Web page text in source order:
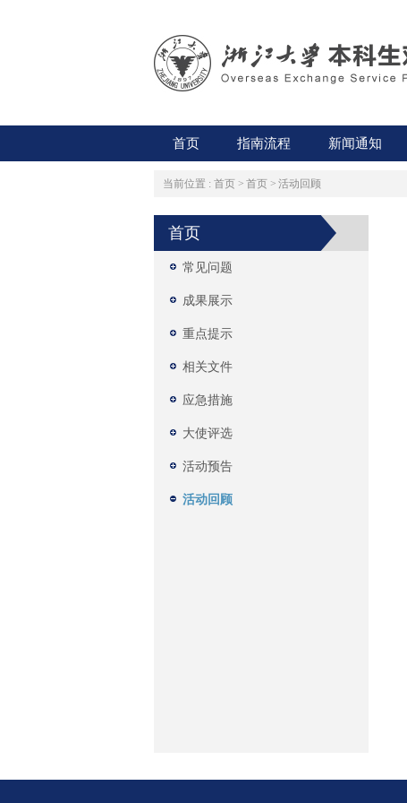
首页 指南流程 新闻通知
当前位置 : 首页 > 首页 > 活动回顾
首页
常见问题
成果展示
重点提示
相关文件
应急措施
大使评选
活动预告
活动回顾